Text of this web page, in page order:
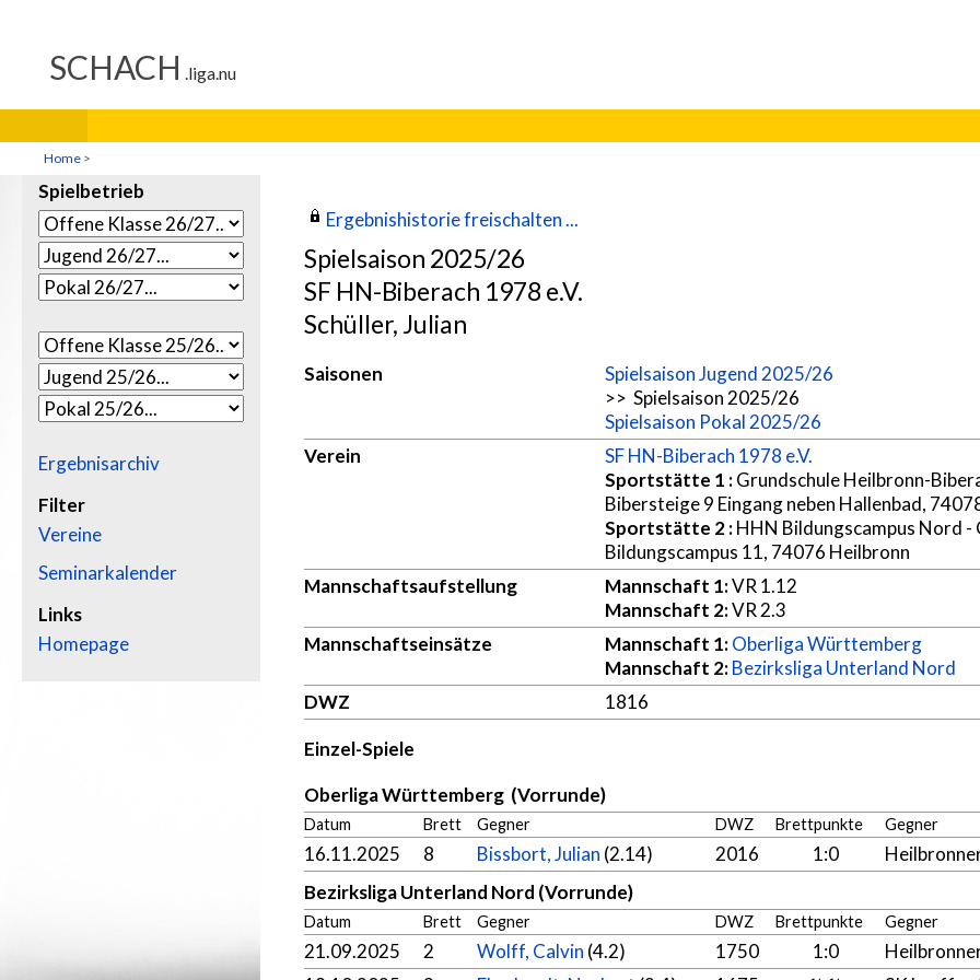
Home >
Spielbetrieb
Ergebnisarchiv
Filter
Vereine
Seminarkalender
Links
Homepage
Ergebnishistorie freischalten ...
Spielsaison 2025/26
SF HN-Biberach 1978 e.V.
Schüller, Julian
Saisonen
Spielsaison Jugend 2025/26
>> Spielsaison 2025/26
Spielsaison Pokal 2025/26
Verein
SF HN-Biberach 1978 e.V.
Sportstätte 1 :Grundschule Heilbronn-
Bibersteige 9 Eingang neben Hallenbad,
Sportstätte 2:HHN Bildungscampus Nord -
Bildungscampus 11, 74076 Heilbronn
Mannschaftsaufstellung
Mannschaft 1:VR 1.12
Mannschaft 2:VR 2.3
Mannschaftseinsätze
Mannschaft 1:Oberliga Württemberg
Mannschaft 2:Bezirksliga Unterland Nord
DWZ
1816
Einzel-Spiele
Oberliga Württemberg (Vorrunde)
Datum Brett Gegner DWZ Brettpunkte Gegner
16.11.2025 8 Bissbort, Julian (2.14) 2016 1:0
Bezirksliga Unterland Nord (Vorrunde)
Datum Brett Gegner DWZ Brettpunkte Gegner
21.09.2025 2 Wolff, Calvin (4.2) 1750 1:0